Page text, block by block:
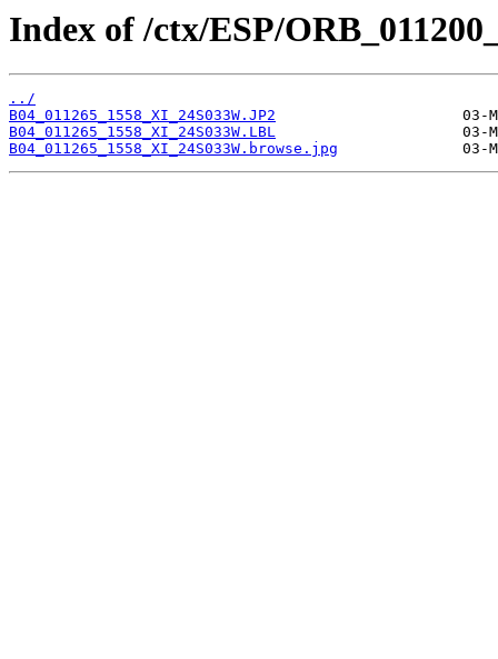
Index of /ctx/ESP/
../
B04_011265_1558_XI_24S033W.JP2
B04_011265_1558_XI_24S033W.LBL
B04_011265_1558_XI_24S033W.browse.jpg